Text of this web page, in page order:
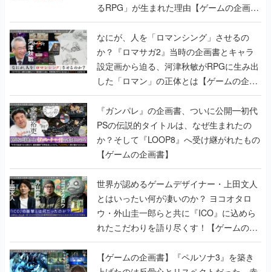
るRPG」が生まれた理由【ゲームの企画
書】
なにが、人を「ロマンシング」させるの
か？『ロマサガ2』当時の企画書とキャラ
設定画から迫る、河津秋敏がRPGに生み出
した「ロマン」の正体とは【ゲームの企画
書】
『ガンパレ』の企画書、ついに公開━初代
PSの伝説的タイトルは、なぜ生まれたの
か？そして『LOOP8』へ受け継がれたもの
【ゲームの企画書】
世界が認めるゲームデザイナー・上田文人
とはいったい何が凄いのか？ ヨコオタロ
ウ・外山圭一郎らと共に『ICO』に込めら
れたこだわりを語り尽くす！【ゲームの企
画書】
【ゲームの企画書】『ペルソナ3』を築き